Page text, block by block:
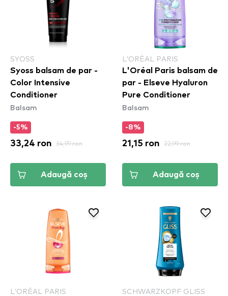
SYOSS
Syoss balsam de par -
Color Intensive
Conditioner
Balsam
-5%
33,24 ron 34,99 ron
Adaugă coș
L’ORÉAL PARIS
L'Oréal Paris balsam de
par - Elseve Hyaluron
Pure Conditioner
Balsam
-8%
21,15 ron 22,99 ron
Adaugă coș
L’ORÉAL PARIS SCHWARZKOPF GLISS